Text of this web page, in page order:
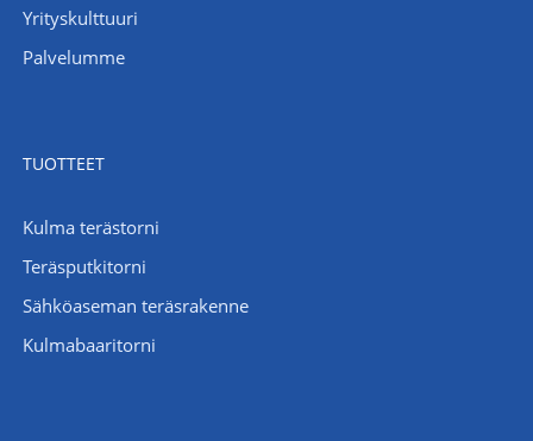
Yrityskulttuuri
Palvelumme
TUOTTEET
Kulma terästorni
Teräsputkitorni
Sähköaseman teräsrakenne
Kulmabaaritorni